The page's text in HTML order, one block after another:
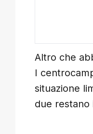
Altro che
I
situazione
due restano